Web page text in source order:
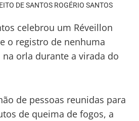
DE SANTOS ROGÉRIO SANTOS
celebrou um Réveillon
o registro de nenhuma
orla durante a virada do
de pessoas reunidas para
de queima de fogos, a